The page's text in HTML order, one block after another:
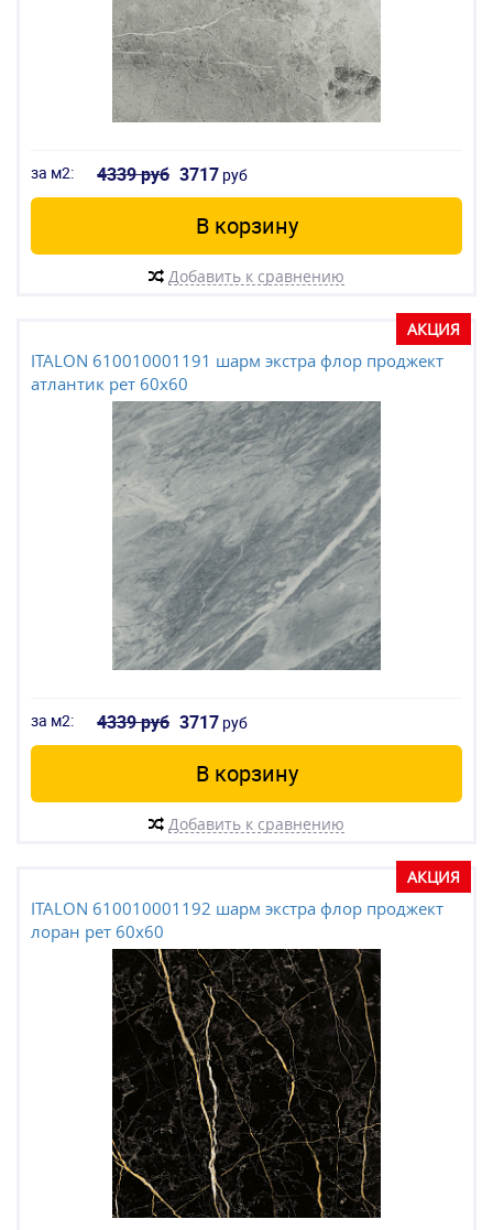
за м2: 4339 руб 3717 руб
В корзину
Добавить к сравнению
АКЦИЯ
ITALON 610010001191 шарм экстра флор проджект
атлантик рет 60x60
за м2: 4339 руб 3717 руб
В корзину
Добавить к сравнению
АКЦИЯ
ITALON 610010001192 шарм экстра флор проджект
лоран рет 60x60